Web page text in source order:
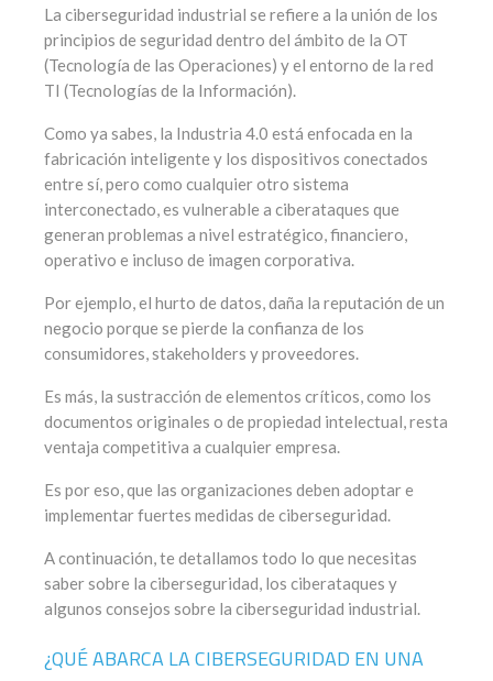
La ciberseguridad industrial se refiere a la unión de los
principios de seguridad dentro del ámbito de la OT
(Tecnología de las Operaciones) y el entorno de la red
TI (Tecnologías de la Información).
Como ya sabes, la Industria 4.0 está enfocada en la
fabricación inteligente y los dispositivos conectados
entre sí, pero como cualquier otro sistema
interconectado, es vulnerable a ciberataques que
generan problemas a nivel estratégico, financiero,
operativo e incluso de imagen corporativa.
Por ejemplo, el hurto de datos, daña la reputación de un
negocio porque se pierde la confianza de los
consumidores, stakeholders y proveedores.
Es más, la sustracción de elementos críticos, como los
documentos originales o de propiedad intelectual, resta
ventaja competitiva a cualquier empresa.
Es por eso, que las organizaciones deben adoptar e
implementar fuertes medidas de ciberseguridad.
A continuación, te detallamos todo lo que necesitas
saber sobre la ciberseguridad, los ciberataques y
algunos consejos sobre la ciberseguridad industrial.
¿QUÉ ABARCA LA CIBERSEGURIDAD EN UNA